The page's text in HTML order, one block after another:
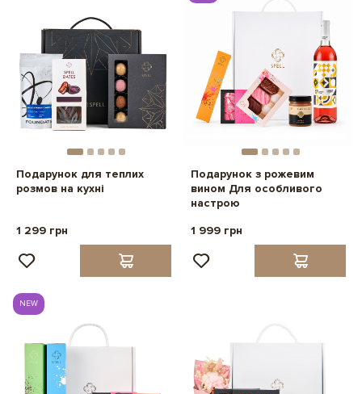
Подарунок для теплих
розмов на кухні
1 299 грн
Подарунок з рожевим
вином Для особливого
настрою
1 999 грн
NEW